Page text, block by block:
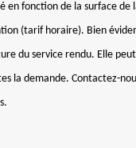
en fonction de la surface de
(tarif horaire). Bien
du service rendu. Elle
la demande. Contactez-